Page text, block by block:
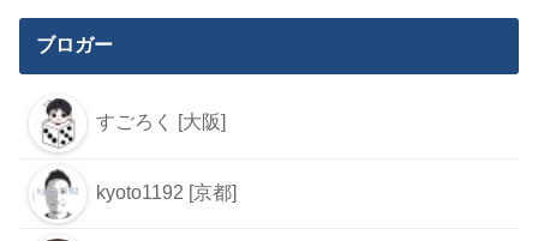
ブロガー
すごろく [大阪]
kyoto1192 [京都]